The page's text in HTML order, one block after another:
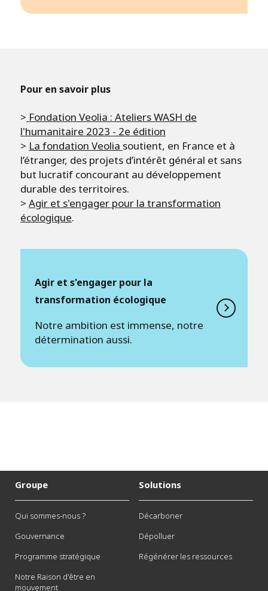
Pour en savoir plus
> Fondation Veolia : Ateliers WASH de
l'humanitaire 2023 - 2e édition
> La fondation Veolia soutient, en France et à
l’étranger, des projets d’intérêt général et sans
but lucratif concourant au développement
durable des territoires.
> Agir et s'engager pour la transformation
écologique.
Agir et s'engager pour la
transformation écologique
Notre ambition est immense, notre
détermination aussi.
Groupe
Qui sommes-nous ?
Gouvernance
Programme stratégique
Notre Raison d'être en
mouvement
Solutions
Décarboner
Dépolluer
Régénérer les ressources